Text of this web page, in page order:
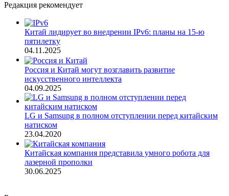
Редакция рекомендует
Китай лидирует во внедрении IPv6: планы на 15-ю
пятилетку
04.11.2025
Россия и Китай могут возглавить развитие
искусственного интеллекта
04.09.2025
LG и Samsung в полном отступлении перед китайским
натиском
23.04.2020
Китайская компания представила умного робота для
лазерной прополки
30.06.2025